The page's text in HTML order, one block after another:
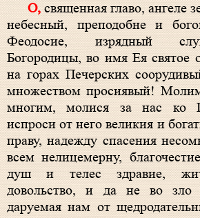
О, священная главо, ангеле земный и человече
небесный, преподобне и
Феодосие, изрядный
Богородицы, во имя Ея святое
на горах Печерских
множеством просиявый!
многим, молися за нас ко
испроси от него великия и
праву, надежду спасения
всем нелицемерну,
душ и телес здравие,
довольство, и да не во зло
даруемая нам от